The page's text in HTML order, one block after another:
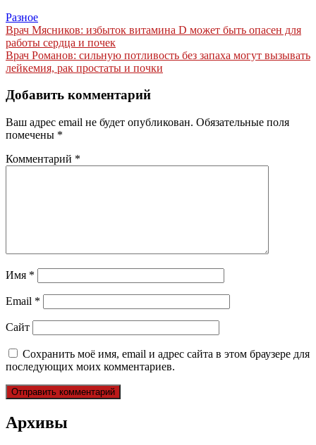
Разное
Навигация
по
записям
Врач Мясников: избыток витамина D может быть опасен для
работы сердца и почек
Врач Романов: сильную потливость без запаха могут вызывать
лейкемия, рак простаты и почки
Добавить комментарий
Ваш адрес email не будет опубликован. Обязательные поля
помечены *
Комментарий *
Имя *
Email *
Сайт
Сохранить моё имя, email и адрес сайта в этом браузере для
последующих моих комментариев.
Архивы